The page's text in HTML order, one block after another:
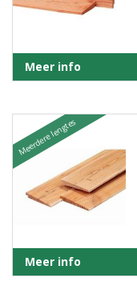
Meer info
Meerdere lengtes
Meer info